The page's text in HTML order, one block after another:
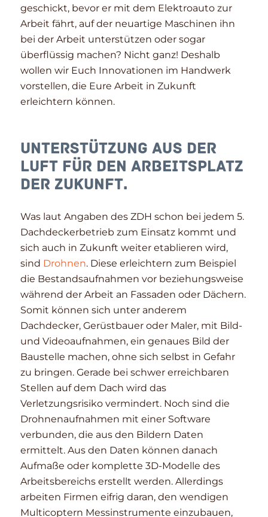
geschickt, bevor er mit dem Elektroauto zur
Arbeit fährt, auf der neuartige Maschinen ihn
bei der Arbeit unterstützen oder sogar
überflüssig machen? Nicht ganz! Deshalb
wollen wir Euch Innovationen im Handwerk
vorstellen, die Eure Arbeit in Zukunft
erleichtern können.
Unterstützung aus der
Luft für den Arbeitsplatz
der Zukunft.
Was laut Angaben des ZDH schon bei jedem 5.
Dachdeckerbetrieb zum Einsatz kommt und
sich auch in Zukunft weiter etablieren wird,
sind Drohnen. Diese erleichtern zum Beispiel
die Bestandsaufnahmen vor beziehungsweise
während der Arbeit an Fassaden oder Dächern.
Somit können sich unter anderem
Dachdecker, Gerüstbauer oder Maler, mit Bild-
und Videoaufnahmen, ein genaues Bild der
Baustelle machen, ohne sich selbst in Gefahr
zu bringen. Gerade bei schwer erreichbaren
Stellen auf dem Dach wird das
Verletzungsrisiko vermindert. Noch sind die
Drohnenaufnahmen mit einer Software
verbunden, die aus den Bildern Daten
ermittelt. Aus den Daten können danach
Aufmaße oder komplette 3D-Modelle des
Arbeitsbereichs erstellt werden. Allerdings
arbeiten Firmen eifrig daran, den wendigen
Multicoptern Messinstrumente einzubauen,